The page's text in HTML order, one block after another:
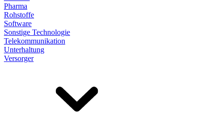
Pharma
Rohstoffe
Software
Sonstige Technologie
Telekommunikation
Unterhaltung
Versorger